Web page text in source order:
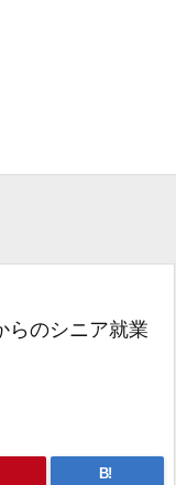
らのシニア就業
B!